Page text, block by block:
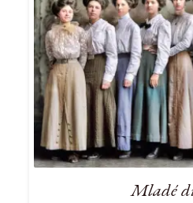
Mladé